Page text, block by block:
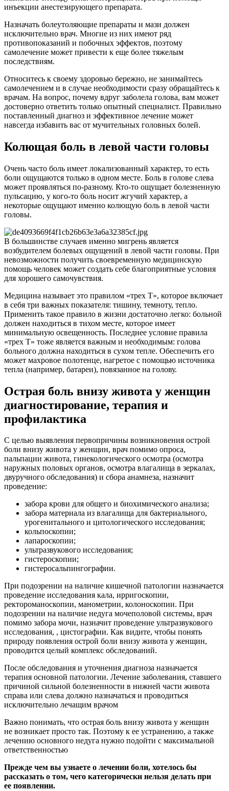
инъекции анестезирующего препарата.
Назначать болеутоляющие препараты и мази должен
исключительно врач. Многие из них имеют ряд
противопоказаний и побочных эффектов, поэтому
самолечение может привести к еще более тяжелым
последствиям.
Относитесь к своему здоровью бережно, не занимайтесь
самолечением и в случае необходимости сразу обращайтесь к
врачам. На вопрос, почему вдруг заболела голова, вам может
достоверно ответить только опытный специалист. Правильно
поставленный диагноз и эффективное лечение может
навсегда избавить вас от мучительных головных болей.
Колющая боль в левой части головы
Очень часто боль имеет локализованный характер, то есть
боли ощущаются только в одном месте. Боль в голове слева
может проявляться по-разному. Кто-то ощущает болезненную
пульсацию, у кого-то боль носит жгучий характер, а
некоторые ощущают именно колющую боль в левой части
головы.
В большинстве случаев именно мигрень является
возбудителем болевых ощущений в левой части головы. При
невозможности получить своевременную медицинскую
помощь человек может создать себе благоприятные условия
для хорошего самочувствия.
Медицина называет это правилом «трех Т», которое включает
в себя три важных показателя: тишину, темноту, тепло.
Применить такое правило в жизни достаточно легко: больной
должен находиться в тихом месте, которое имеет
минимальную освещенность. Последнее условие правила
«трех Т» тоже является важным и необходимым: голова
больного должна находиться в сухом тепле. Обеспечить его
может махровое полотенце, нагретое с помощью источника
тепла (например, батареи), повязанное на голову.
Острая боль внизу живота у женщин
диагностирование, терапия и
профилактика
С целью выявления первопричины возникновения острой
боли внизу живота у женщин, врач помимо опроса,
пальпации живота, гинекологического осмотра (осмотра
наружных половых органов, осмотра влагалища в зеркалах,
двуручного обследования) и сбора анамнеза, назначит
проведение:
забора крови для общего и биохимического анализа;
забора материала из влагалища для бактериального,
урогенитального и цитологического исследования;
кольпоскопии;
лапароскопии;
ультразвукового исследования;
гистероскопии;
гистеросальпингографии.
При подозрении на наличие кишечной патологии назначается
проведение исследования кала, ирригоскопии,
ректороманоскопии, манометрии, колоноскопии. При
подозрении на наличие недуга мочеполовой системы, врач
помимо забора мочи, назначит проведение ультразвукового
исследования, , цистографии. Как видите, чтобы понять
природу появления острой боли внизу живота у женщин,
проводится целый комплекс обследований.
После обследования и уточнения диагноза назначается
терапия основной патологии. Лечение заболевания, ставшего
причиной сильной болезненности в нижней части живота
справа или слева должно назначаться и проводиться
исключительно лечащим врачом
Важно понимать, что острая боль внизу живота у женщин
не возникает просто так. Поэтому к ее устранению, а также
лечению основного недуга нужно подойти с максимальной
ответственностью
Прежде чем вы узнаете о лечении боли, хотелось бы
рассказать о том, чего категорически нельзя делать при
ее появлении.